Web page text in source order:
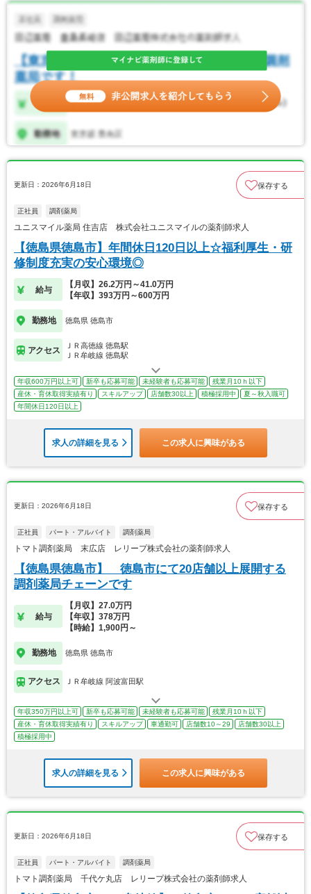
更新日：2026年6月18日 保存する
正社員 調剤薬局
ユニスマイル薬局 住吉店 株式会社ユニスマイルの薬剤師求人
【徳島県徳島市】年間休日120日以上☆福利厚生・研
修制度充実の安心環境◎
給与
【月収】26.2万円～41.0万円
【年収】393万円～600万円
勤務地 徳島県 徳島市
アクセス
ＪＲ高徳線 徳島駅
ＪＲ牟岐線 徳島駅
年収600万円以上可 新卒も応募可能 未経験者も応募可能
残業月10ｈ以下
産休・育休取得実績有り
スキルアップ 店舗数30以上 積極採用中
夏～秋入職可
年間休日120日以上
求人の詳細を見る この求人に興味がある
更新日：2026年6月18日 保存する
正社員 パート・アルバイト 調剤薬局
トマト調剤薬局 末広店 レリープ株式会社の薬剤師求人
【徳島県徳島市】 徳島市にて20店舗以上展開する
調剤薬局チェーンです
給与
【月収】27.0万円
【年収】378万円
【時給】1,900円～
勤務地 徳島県 徳島市
アクセス ＪＲ牟岐線 阿波富田駅
年収350万円以上可 新卒も応募可能 未経験者も応募可能
残業月10ｈ以下
産休・育休取得実績有り
スキルアップ 車通勤可 店舗数10～29
店舗数30以上
積極採用中
求人の詳細を見る この求人に興味がある
更新日：2026年6月18日 保存する
正社員 パート・アルバイト 調剤薬局
トマト調剤薬局 千代ケ丸店 レリープ株式会社の薬剤師求人